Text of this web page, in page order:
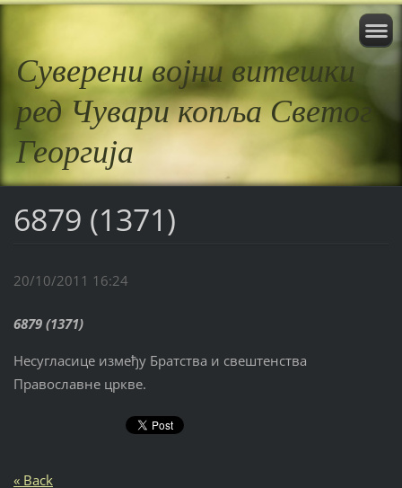
Суверени војни витешки
ред Чувари копља Светог
Георгија
6879 (1371)
20/10/2011 16:24
6879 (1371)
Несугласице између Братства и свештенства
Православне цркве.
« Back